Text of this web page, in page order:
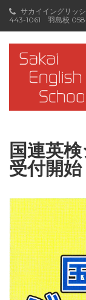
サカイイングリッ
443-1061 羽島校
国連英
受付開始